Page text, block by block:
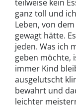
teilweise kein
ganz toll und
Leben, von
gewagt hätte.
jeden. Was ich
geben möchte,
immer Kind
ausgelutscht
bewahrt und
leichter